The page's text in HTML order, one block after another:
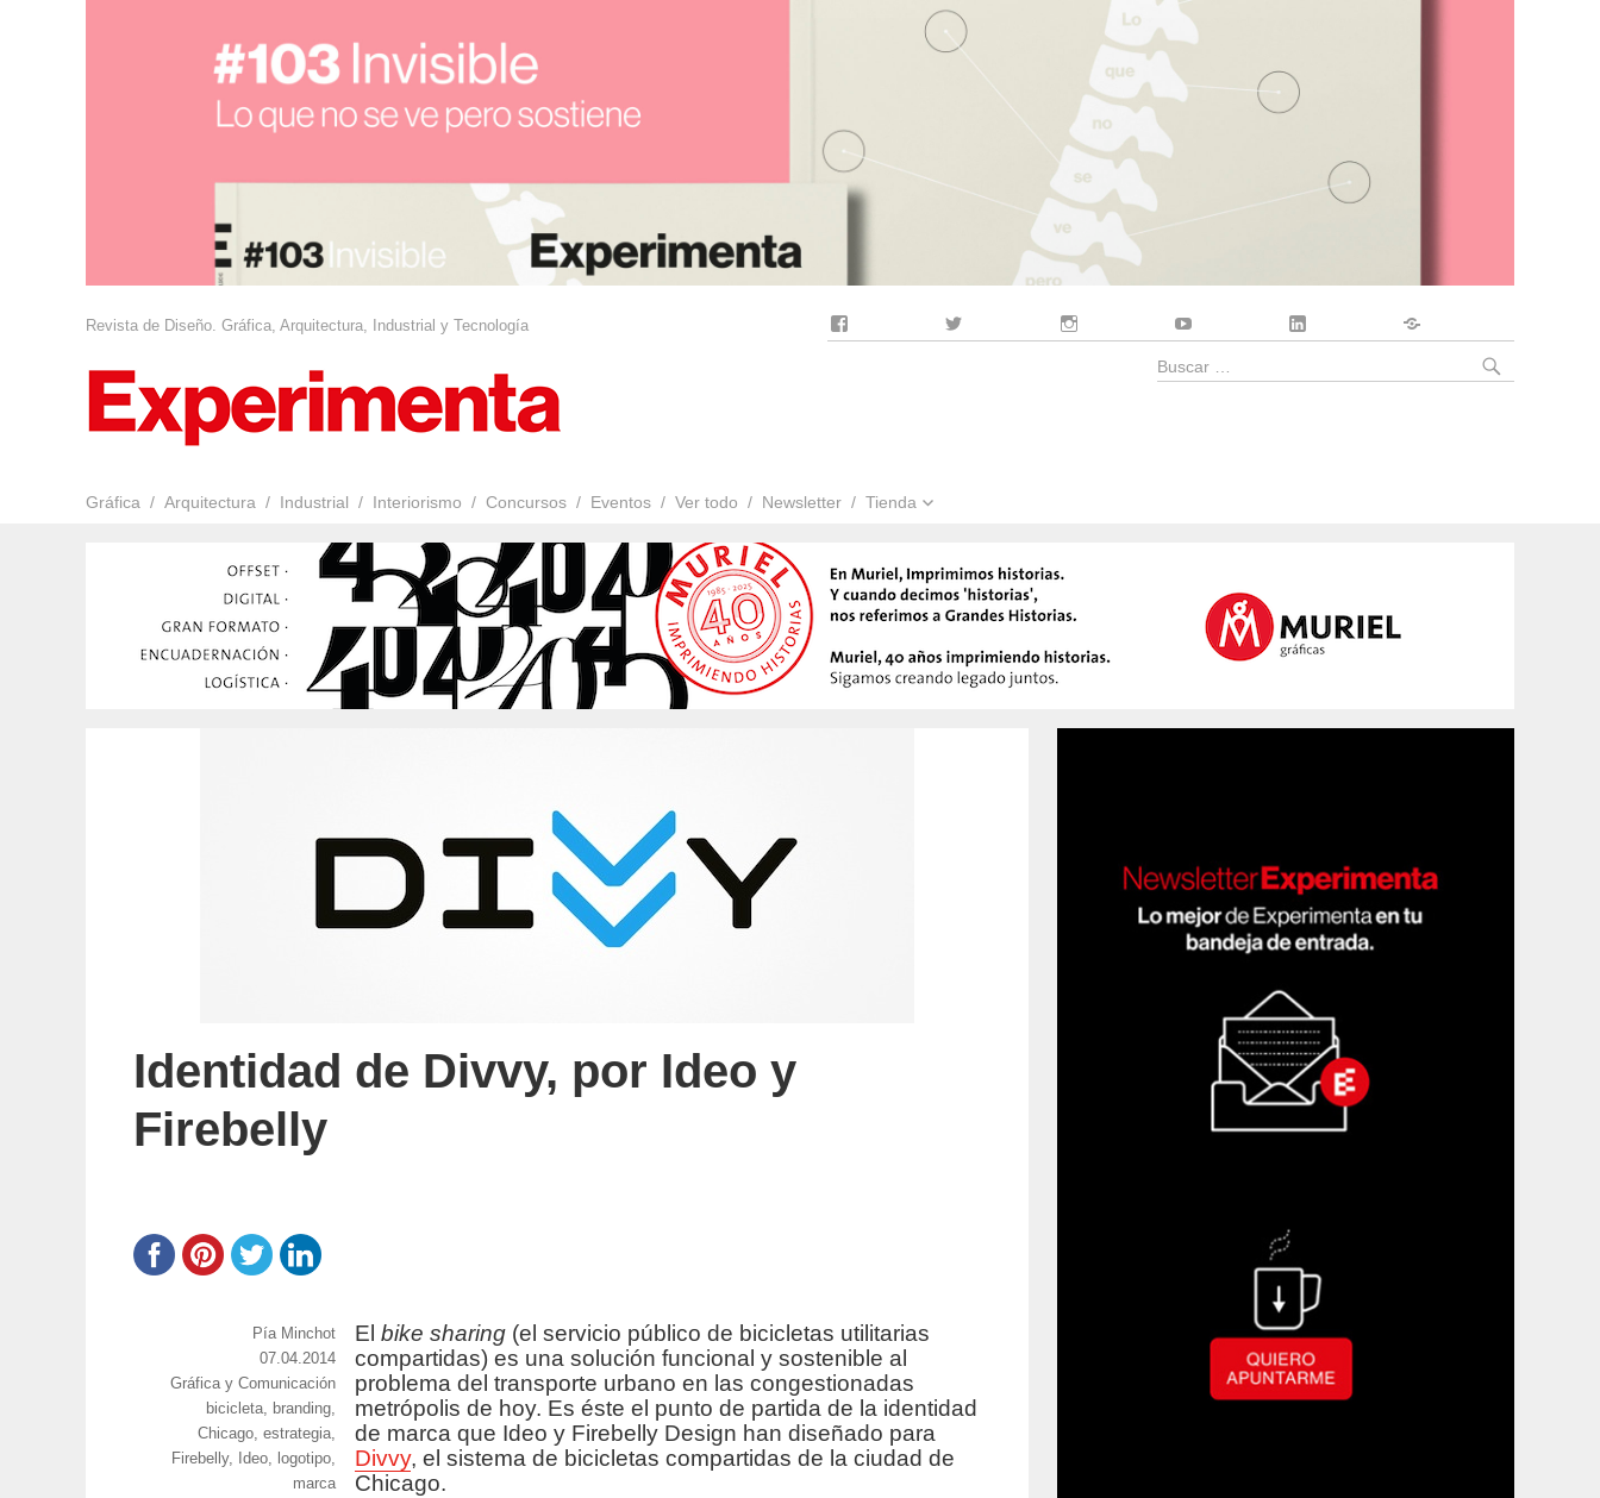
Revista de Diseño. Gráfica, Arquitectura, Industrial y Tecnología
Gráfica Arquitectura Industrial Interiorismo Concursos Eventos Ver todo Newsletter Tienda
Buscar
Identidad de Divvy, por Ideo y
Firebelly
Elbike sharing (el servicio público de bicicletas utilitarias
compartidas) es una solución funcional y sostenible al
problema del transporte urbano en las congestionadas
metrópolis de hoy. Es éste el punto de partida de la identidad
de marca que Ideo y Firebelly Design han diseñado para
Divvy, el sistema de bicicletas compartidas de la ciudad de
Chicago.
https://www.experimenta.es/author/pia/
Pía Minchot
Publicado
el
07.04.2014
Categorías
Gráfica y Comunicación
Etiquetas
bicicleta, branding,
Chicago,estrategia,
Firebelly, Ideo, logotipo,
marca